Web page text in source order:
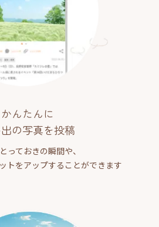
かんたんに
の写真を投稿
っておきの瞬間や、
トをアップすることができます